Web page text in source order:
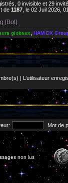
0 invisible et 29
de 1187 , le 02 Juil 2026,
[Bot]
globaux HAM DX
| L’utilisateur
Mot de
non lus